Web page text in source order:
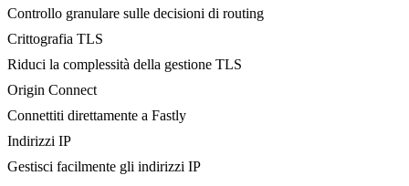
Controllo granulare sulle decisioni di routing
Crittografia TLS
Riduci la complessità della gestione TLS
Origin Connect
Connettiti direttamente a Fastly
Indirizzi IP
Gestisci facilmente gli indirizzi IP